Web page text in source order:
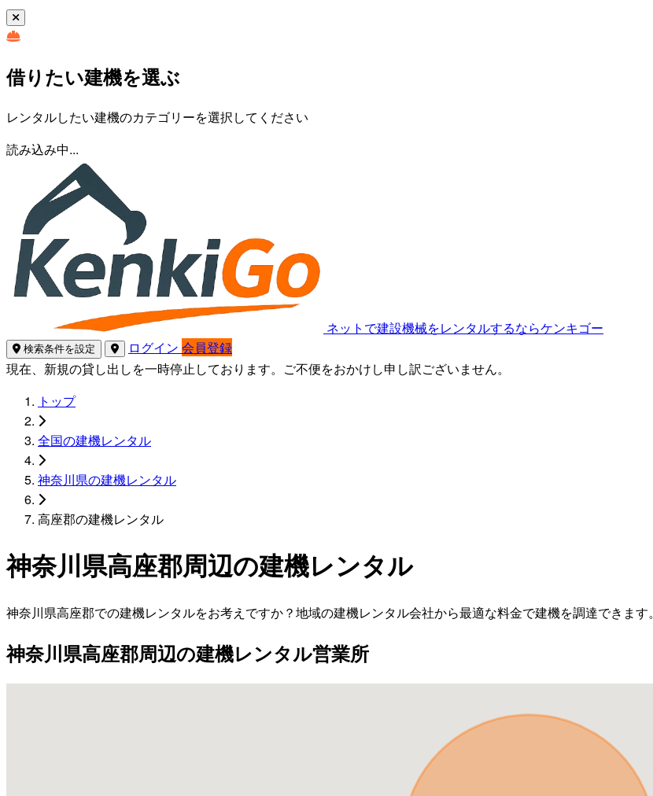
借りたい建機を選ぶ
レンタルしたい建機のカテゴリーを選択してください
読み込み中...
ネットで建設機械をレンタルするならケンキゴー
検索条件を設定 ログイン 会員登録
現在、新規の貸し出しを一時停止しております。ご不便をおかけし申し訳ございません。
トップ
全国の建機レンタル
神奈川県の建機レンタル
高座郡の建機レンタル
神奈川県高座郡周辺の建機レンタル
神奈川県高座郡での建機レンタルをお考えですか？地域の建機レンタル会社から最適な料金で建機を調達できます。
神奈川県高座郡周辺の建機レンタル営業所